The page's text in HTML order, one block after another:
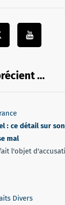
…
: ce détail sur
mal
l'objet
Divers